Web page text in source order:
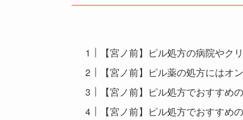
【宮ノ前】ピル処方の病院やク
【宮ノ前】ピル薬の処方にはオ
【宮ノ前】ピル処方でおすすめ
【宮ノ前】ピル処方でおすすめ